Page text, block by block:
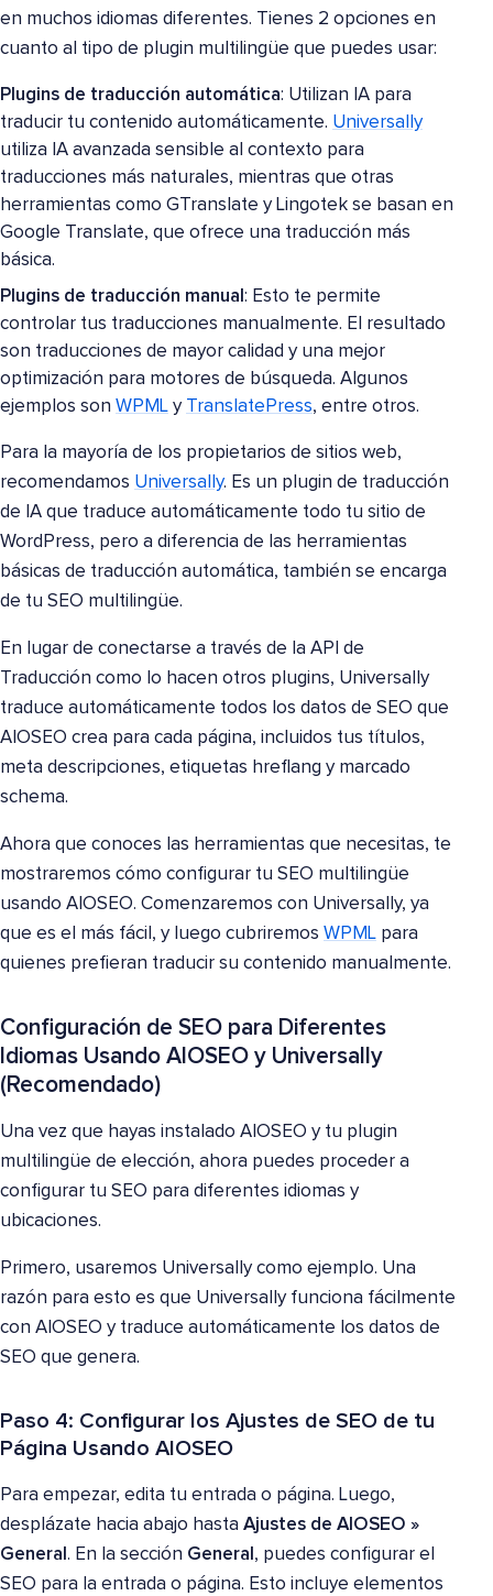
en muchos idiomas diferentes. Tienes 2 opciones en
cuanto al tipo de plugin multilingüe que puedes usar:
Plugins de traducción automática: Utilizan IA para
traducir tu contenido automáticamente. Universally
utiliza IA avanzada sensible al contexto para
traducciones más naturales, mientras que otras
herramientas como GTranslate y Lingotek se basan en
Google Translate, que ofrece una traducción más
básica.
Plugins de traducción manual : Esto te permite
controlar tus traducciones manualmente. El resultado
son traducciones de mayor calidad y una mejor
optimización para motores de búsqueda. Algunos
ejemplos son WPML y TranslatePress, entre otros.
Para la mayoría de los propietarios de sitios web,
recomendamos Universally. Es un plugin de traducción
de IA que traduce automáticamente todo tu sitio de
WordPress, pero a diferencia de las herramientas
básicas de traducción automática, también se encarga
de tu SEO multilingüe.
En lugar de conectarse a través de la API de
Traducción como lo hacen otros plugins, Universally
traduce automáticamente todos los datos de SEO que
AIOSEO crea para cada página, incluidos tus títulos,
meta descripciones, etiquetas hreflang y marcado
schema.
Ahora que conoces las herramientas que necesitas, te
mostraremos cómo configurar tu SEO multilingüe
usando AIOSEO. Comenzaremos con Universally, ya
que es el más fácil, y luego cubriremos WPML para
quienes prefieran traducir su contenido manualmente.
Configuración de SEO para Diferentes
Idiomas Usando AIOSEO y Universally
(Recomendado)
Una vez que hayas instalado AIOSEO y tu plugin
multilingüe de elección, ahora puedes proceder a
configurar tu SEO para diferentes idiomas y
ubicaciones.
Primero, usaremos Universally como ejemplo. Una
razón para esto es que Universally funciona fácilmente
con AIOSEO y traduce automáticamente los datos de
SEO que genera.
Paso 4: Configurar los Ajustes de SEO de tu
Página Usando AIOSEO
Para empezar, edita tu entrada o página. Luego,
desplázate hacia abajo hasta Ajustes de AIOSEO »
General . En la sección General , puedes configurar el
SEO para la entrada o página. Esto incluye elementos